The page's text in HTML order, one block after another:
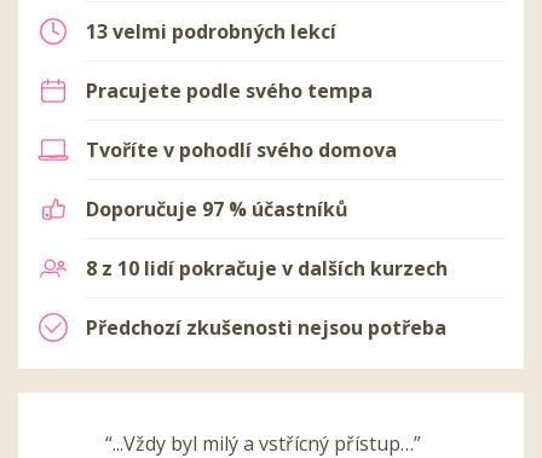
13 velmi podrobných lekcí
Pracujete podle svého tempa
Tvoříte v pohodlí svého domova
Doporučuje 97 % účastníků
8 z 10 lidí pokračuje v dalších kurzech
Předchozí zkušenosti nejsou potřeba
“...Vždy byl milý a vstřícný přístup…”